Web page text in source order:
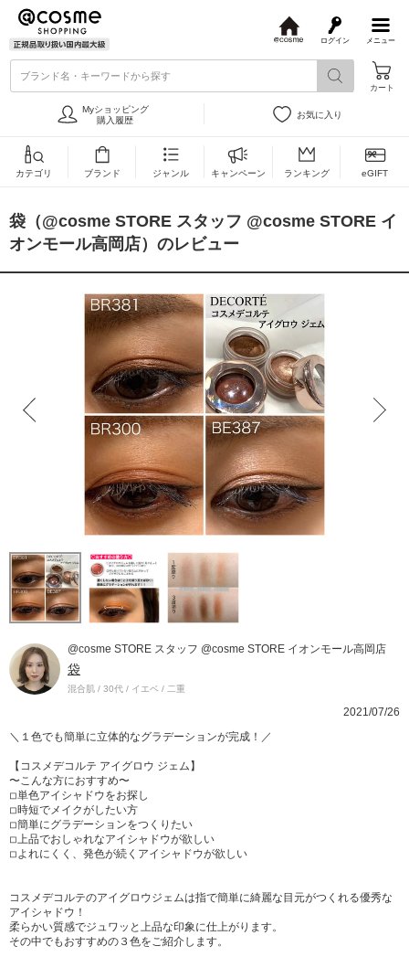
メニュー
ログイン
s
ブランド名・キーワードから探す
カート
Myショッピング
購入履歴
お気に入り
カテゴリ ブランド ジャンル キャンペーン ランキング eGIFT
袋（@cosme STORE スタッフ @cosme STORE イ
オンモール高岡店）のレビュー
@cosme STORE スタッフ @cosme STORE イオンモール高岡店
袋
混合肌 / 30代 / イエベ / 二重
2021/07/26
＼１色でも簡単に立体的なグラデーションが完成！／
【コスメデコルテ アイグロウ ジェム】
〜こんな方におすすめ〜
◽︎単色アイシャドウをお探し
◽︎時短でメイクがしたい方
◽︎簡単にグラデーションをつくりたい
◽︎上品でおしゃれなアイシャドウが欲しい
◽︎よれにくく、発色が続くアイシャドウが欲しい
コスメデコルテのアイグロウジェムは指で簡単に綺麗な目元がつくれる優秀な
アイシャドウ！
柔らかい質感でジュワッと上品な印象に仕上がります。
その中でもおすすめの３色をご紹介します。